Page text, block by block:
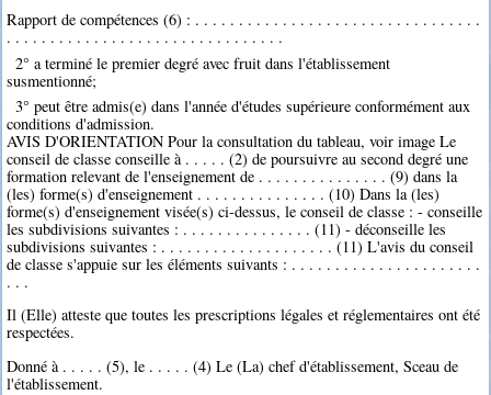
Rapport de compétences (6) : . . . . . . . . . . . . . . . . . . . . . . . . . . . . . . . . .
. . . . . . . . . . . . . . . . . . . . . . . . . . . . . . . .
2° a terminé le premier degré avec fruit dans l'établissement
susmentionné;
3° peut être admis(e) dans l'année d'études supérieure conformément aux
conditions d'admission.
AVIS D'ORIENTATION Pour la consultation du tableau, voir image Le
conseil de classe conseille à . . . . . (2) de poursuivre au second degré une
formation relevant de l'enseignement de . . . . . . . . . . . . . . . (9) dans la
(les) forme(s) d'enseignement . . . . . . . . . . . . . . . (10) Dans la (les)
forme(s) d'enseignement visée(s) ci-dessus, le conseil de classe : - conseille
les subdivisions suivantes : . . . . . . . . . . . . . . . (11) - déconseille les
subdivisions suivantes : . . . . . . . . . . . . . . . . . . . . (11) L'avis du conseil
de classe s'appuie sur les éléments suivants : . . . . . . . . . . . . . . . . . . . . . .
. . .
Il (Elle) atteste que toutes les prescriptions légales et réglementaires ont été
respectées.
Donné à . . . . . (5), le . . . . . (4) Le (La) chef d'établissement, Sceau de
l'établissement.